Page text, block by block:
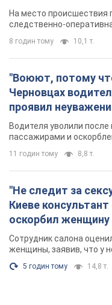
протокол. Видео
На место происшествия
следственно-
8 годин тому 10,1 т.
"Воюют, потому
Черновцах
проявил
военным и
Видео
Водителя уволили после
пассажирами и
11 годин тому 8,8 т.
"Не следит за
Киеве
оскорбил женщину
химиотерапии,
Фото
Сотрудник салона
женщины, заявив, что у
5 годин тому 14,8 т.